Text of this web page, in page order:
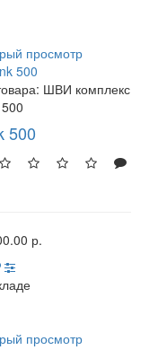
просмотр
ШВИ комплекс
500
р.
просмотр